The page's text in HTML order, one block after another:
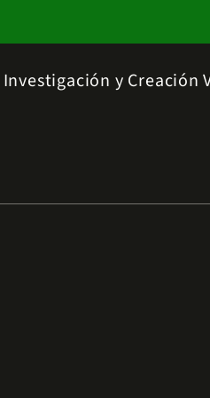
Investigación y Creación